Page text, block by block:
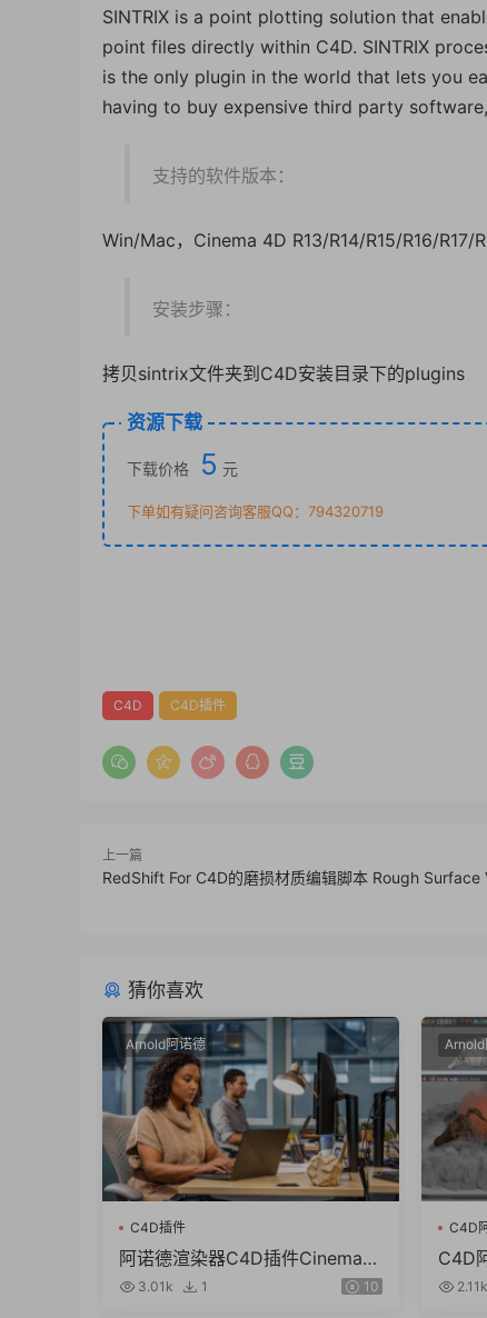
SINTRIX is a point plotting solution that
point files directly within C4D. SINTRIX
is the only plugin in the world that lets you
having to buy expensive third party
支持的软件版本：
Win/Mac，Cinema 4D R13/R14/R15/R16/R17/
安装步骤：
拷贝sintrix文件夹到C4D安装目录下的plugins
资源下载
下载价格 5 元
下单如有疑问咨询客服QQ：794320719
C4D C4D插件
上一篇
RedShift For C4D的磨损材质编辑脚本 Rough Surface
猜你喜欢
Arnold阿诺德
C4D插件
阿诺德渲染器C4D插件Cinema 4
D To Arnold v4.6.8.1 WIN/NoL
3.01k 1 10
C4D
C4D
2.11k